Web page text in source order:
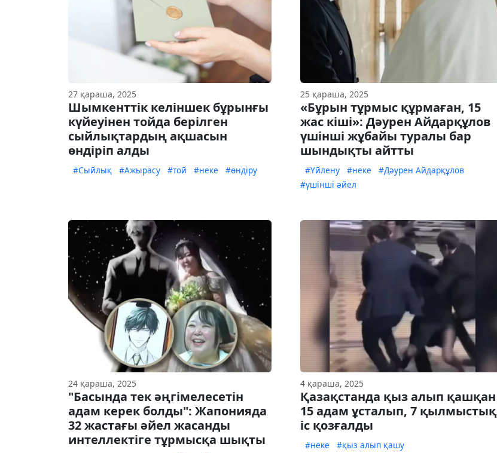
27 қараша, 2025
Шымкенттік келіншек бұрынғы
күйеуінен тойда берілген
сыйлықтардың ақшасын
өндіріп алды
#Сыйлық #Ажырасу #той #неке #өндіру
25 қараша, 2025
«Бұрын тұрмыс құрмаған, 15
жас кіші»: Дәурен Айдарқұлов
үшінші жұбайы туралы бар
шындықты айтты
#Үйлену #неке
#Дәурен Айдарқұлов
#үшінші әйел
24 қараша, 2025
"Басында тек әңгімелесетін
адам керек болды": Жапонияда
32 жастағы әйел жасанды
интеллектіге тұрмысқа шықты
4 қараша, 2025
Қазақстанда қыз алып қашқан
15 адам ұсталып, 7 қылмыстық
іс қозғалды
#неке #қыз алып қашу